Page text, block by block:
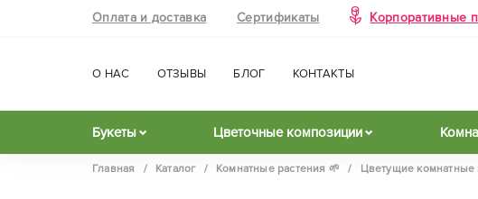
Оплата и доставка Сертификаты Корпоративные
О НАС ОТЗЫВЫ БЛОГ КОНТАКТЫ
Букеты Цветочные композиции
Главная / Каталог / Комнатные растения 🌱 / Цветущие комнатные